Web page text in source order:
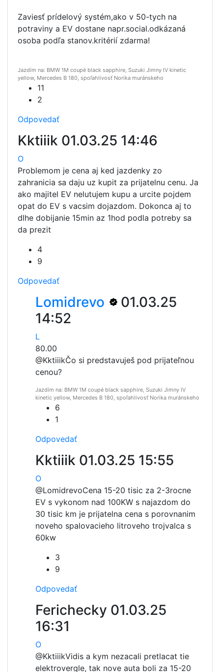
Zaviesť prídelový systém,ako v 50-tych na
potraviny a EV dostane napr.social.odkázaná
osoba podľa stanov.kritérií zdarma!
Jazdím na: BMW 1M coupé black sapphire, Suzuki Jimny IV kinetic
yellow, Mercedes B 180, spoľahlivosť Norika muránskeho
11
2
Odpovedať
Kktiiik 01.03.25 14:46
O
Problemom je cena aj ked jazdenky zo
zahranicia sa daju uz kupit za prijatelnu cenu. Ja
ako majitel EV nelutujem kupu a urcite pojdem
opat do EV s vacsim dojazdom. Dokonca aj to
dlhe dobijanie 15min az 1hod podla potreby sa
da prezit
4
9
Odpovedať
Lomidrevo
01.03.25
14:52
L
80.00
@KktiiikČo si predstavuješ pod prijateľnou
cenou?
Jazdím na: BMW 1M coupé black sapphire, Suzuki Jimny IV
kinetic yellow, Mercedes B 180, spoľahlivosť Norika muránskeho
6
1
Odpovedať
Kktiiik 01.03.25 15:55
O
@LomidrevoCena 15-20 tisic za 2-3rocne
EV s vykonom nad 100KW s najazdom do
30 tisic km je prijatelna cena s porovnanim
noveho spalovacieho litroveho trojvalca s
60kw
3
9
Odpovedať
Ferichecky 01.03.25
16:31
O
@KktiiikVidis a kym nezacali pretlacat tie
elektrovergle, tak nove auta boli za 15-20